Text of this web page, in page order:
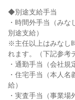
◆別途支給手当
・時間外手当（み
別途支給）
※主任以上はみなし
れます。（下記参考
・通勤手当（会社規
・住宅手当（本人
給）
・実査手当（事業